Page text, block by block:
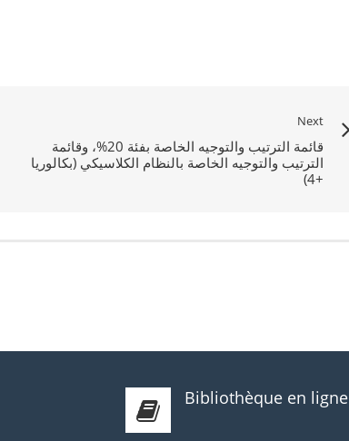
Next
قائمة الترتيب والتوجيه الخاصة بفئة 20%، وقائمة
الترتيب والتوجيه الخاصة بالنظام الكلاسيكي (بكالوريا
Bibliothèque en ligne